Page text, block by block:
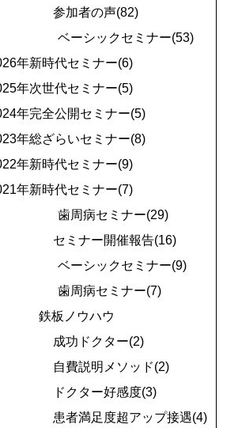
参加者の声(82)
ベーシックセミナー(53)
年新時代セミナー(6)
年次世代セミナー(5)
年完全公開セミナー(5)
年総ざらいセミナー(8)
年新時代セミナー(9)
年新時代セミナー(7)
歯周病セミナー(29)
セミナー開催報告(16)
ベーシックセミナー(9)
歯周病セミナー(7)
鉄板ノウハウ
成功ドクター(2)
自費説明メソッド(2)
ドクター好感度(3)
患者満足度超アップ接遇(4)